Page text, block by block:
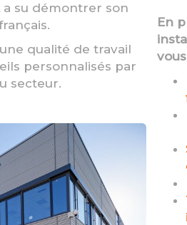
a su démontrer son
qualité de travail
personnalisés par
secteur.
En